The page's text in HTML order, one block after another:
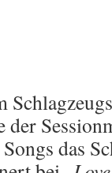
das